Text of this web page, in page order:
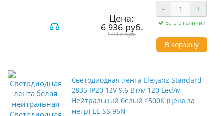
обеспечивают яркость и экономию энергии. С
защитой IP68 лента устойчива к влаге и пыли,
что делает её подходящей для любых условий.
В комплект входят 2 заглушки, 2 заглушки с
проводом и 10 креплений. Возможность резки
через каждые 16 мм. Напряжение 12 В,
размеры 5000*13*13 мм. Применение:
освещение, акцентное освещение.
Цена:
6 936 руб.
9 017 руб.
- +
Есть в наличии
В корзину
Светодиодная лента Eleganz Standard
2835 IP20 12V 9,6 Вт/м 120 Led/м
Нейтральный белый 4500K (цена за
метр) EL-SS-96N